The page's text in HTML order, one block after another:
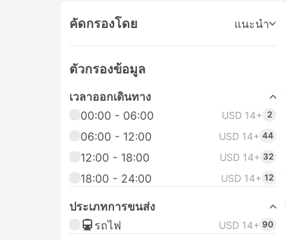
คัดกรองโดย แนะนำ
ตัวกรองข้อมูล
เวลาออกเดินทาง
00:00 - 06:00
USD 14+ 2
06:00 - 12:00 USD 14+ 44
12:00 - 18:00 USD 14+ 32
18:00 - 24:00 USD 14+ 12
ประเภทการขนส่ง
รถไฟ
USD 14+ 90